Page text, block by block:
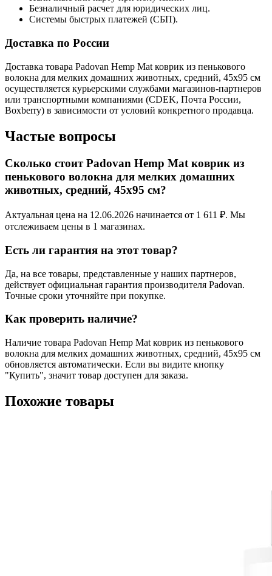
Безналичный расчет для юридических лиц.
Системы быстрых платежей (СБП).
Доставка по России
Доставка товара Padovan Hemp Mat коврик из пенькового
волокна для мелких домашних животных, средний, 45х95 см
осуществляется курьерскими службами магазинов-партнеров
или транспортными компаниями (CDEK, Почта России,
Boxberry) в зависимости от условий конкретного продавца.
Частые вопросы
Сколько стоит Padovan Hemp Mat коврик из
пенькового волокна для мелких домашних
животных, средний, 45х95 см?
Актуальная цена на 12.06.2026 начинается от 1 611 ₽. Мы
отслеживаем цены в 1 магазинах.
Есть ли гарантия на этот товар?
Да, на все товары, представленные у наших партнеров,
действует официальная гарантия производителя Padovan.
Точные сроки уточняйте при покупке.
Как проверить наличие?
Наличие товара Padovan Hemp Mat коврик из пенькового
волокна для мелких домашних животных, средний, 45х95 см
обновляется автоматически. Если вы видите кнопку
"Купить", значит товар доступен для заказа.
Похожие товары